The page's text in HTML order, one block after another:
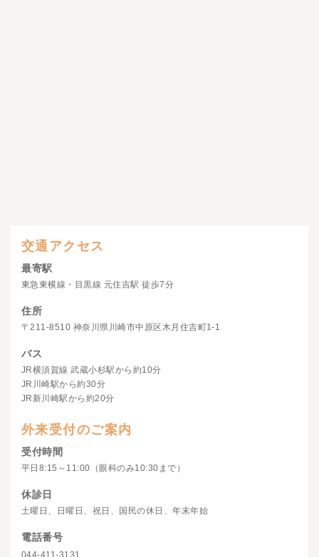
交通アクセス
最寄駅
東急東横線・目黒線 元住吉駅 徒歩7分
住所
〒211-8510 神奈川県川崎市中原区木月住吉町1-1
バス
JR横須賀線 武蔵小杉駅から約10分
JR川崎駅から約30分
JR新川崎駅から約20分
外来受付のご案内
受付時間
平日8:15～11:00（眼科のみ10:30まで）
休診日
土曜日、日曜日、祝日、国民の休日、年末年始
電話番号
044-411-3131